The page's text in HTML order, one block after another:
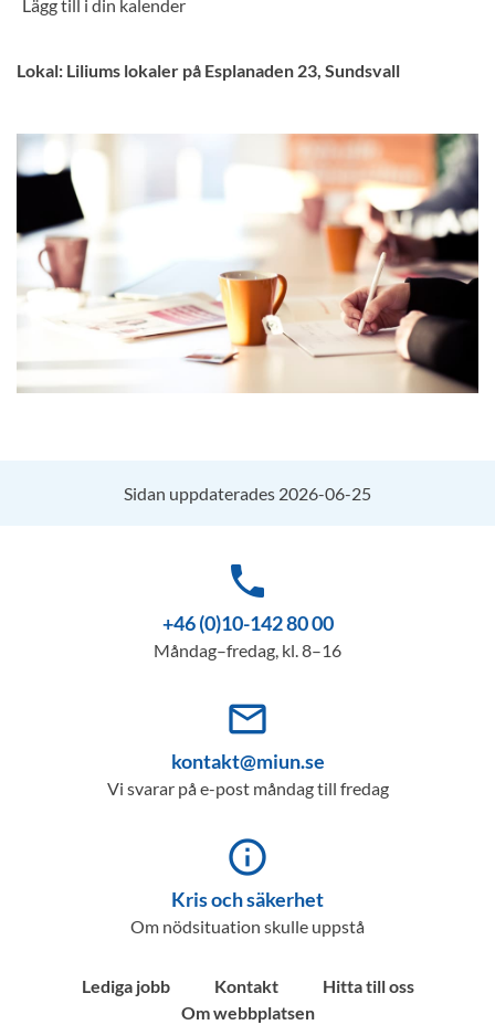
Lokal: Liliums lokaler på Esplanaden 23, Sundsvall
Sidan uppdaterades 2026-06-25
phone
+46 (0)10-142 80 00
Måndag–fredag, kl. 8–16
mail_outline
kontakt@miun.se
Vi svarar på e-post måndag till fredag
info_outline
Kris och säkerhet
Om nödsituation skulle uppstå
Lediga jobb Kontakt
Hitta till oss
Om webbplatsen